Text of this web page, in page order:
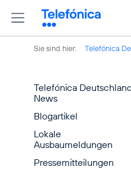
Sie sind hier: Telefónica
Telefónica
News
Blogartikel
Lokale
Ausbaumeldungen
Pressemitteilungen